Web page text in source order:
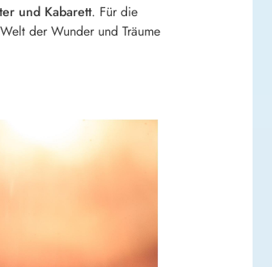
und Kabarett. Für die
der Wunder und Träume